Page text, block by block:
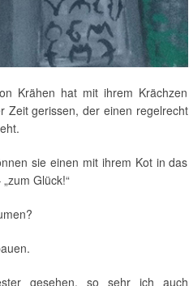
Krähen hat mit ihrem Krächzen
Zeit gerissen, der einen regelrecht
sie einen mit ihrem Kot in das
Glück!“
gesehen, so sehr ich auch